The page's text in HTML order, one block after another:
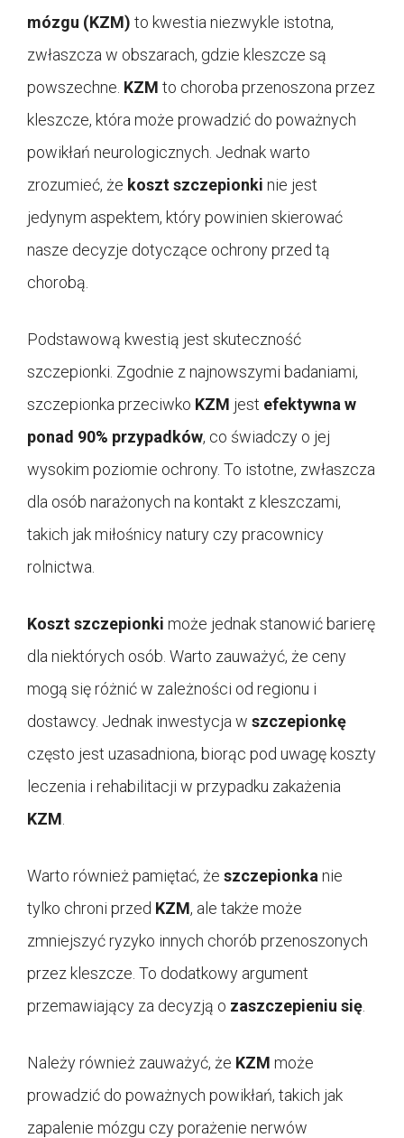
mózgu (KZM) to kwestia niezwykle istotna,
zwłaszcza w obszarach, gdzie kleszcze są
powszechne. KZM to choroba przenoszona przez
kleszcze, która może prowadzić do poważnych
powikłań neurologicznych. Jednak warto
zrozumieć, że koszt szczepionki nie jest
jedynym aspektem, który powinien skierować
nasze decyzje dotyczące ochrony przed tą
chorobą.
Podstawową kwestią jest skuteczność
szczepionki. Zgodnie z najnowszymi badaniami,
szczepionka przeciwko KZM jest efektywna w
ponad 90% przypadków, co świadczy o jej
wysokim poziomie ochrony. To istotne, zwłaszcza
dla osób narażonych na kontakt z kleszczami,
takich jak miłośnicy natury czy pracownicy
rolnictwa.
Koszt szczepionki może jednak stanowić barierę
dla niektórych osób. Warto zauważyć, że ceny
mogą się różnić w zależności od regionu i
dostawcy. Jednak inwestycja w szczepionkę
często jest uzasadniona, biorąc pod uwagę koszty
leczenia i rehabilitacji w przypadku zakażenia
KZM
Warto również pamiętać, że szczepionka nie
tylko chroni przed KZM, ale także może
zmniejszyć ryzyko innych chorób przenoszonych
przez kleszcze. To dodatkowy argument
przemawiający za decyzją o zaszczepieniu się
Należy również zauważyć, że KZM może
prowadzić do poważnych powikłań, takich jak
zapalenie mózgu czy porażenie nerwów